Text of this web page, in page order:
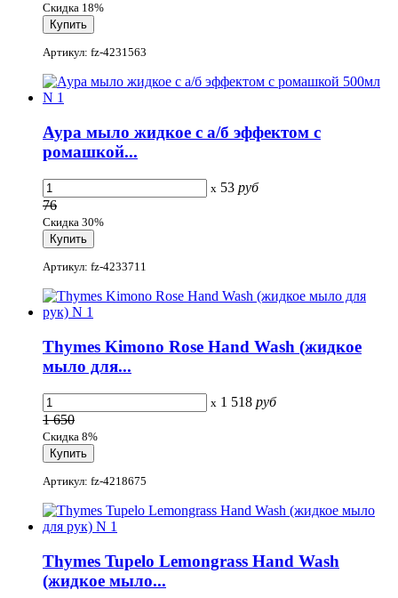
Скидка 18%
Артикул: fz-4231563
Аура мыло жидкое с а/б эффектом с
ромашкой...
x 53 руб
76
Скидка 30%
Артикул: fz-4233711
Thymes Kimono Rose Hand Wash (жидкое
мыло для...
x 1 518 руб
1 650
Скидка 8%
Артикул: fz-4218675
Thymes Tupelo Lemongrass Hand Wash
(жидкое мыло...